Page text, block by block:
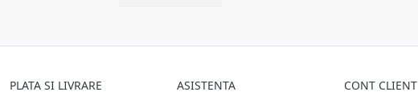
PLATA SI LIVRARE ASISTENTA CONT CLIENT